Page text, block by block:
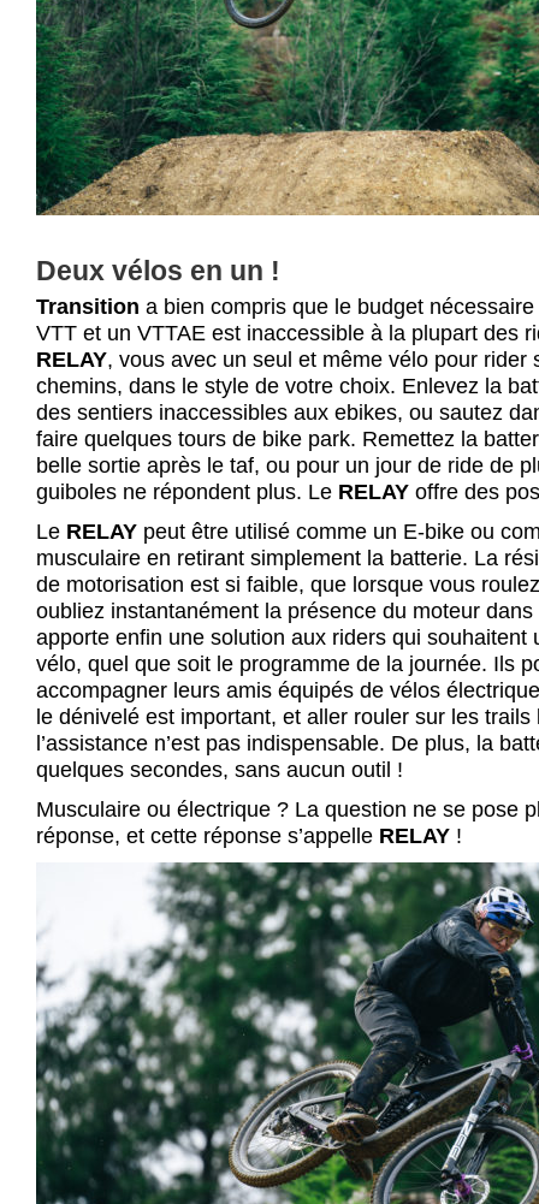
Deux vélos en un !
Transition a bien compris que le budget
VTT et un VTTAE est inaccessible à la plupart des
RELAY, vous avec un seul et même vélo pour rider
chemins, dans le style de votre choix. Enlevez la
des sentiers inaccessibles aux ebikes, ou sautez
faire quelques tours de bike park. Remettez la
belle sortie après le taf, ou pour un jour de ride de
guiboles ne répondent plus. Le RELAY offre des
Le RELAY peut être utilisé comme un E-bike ou
musculaire en retirant simplement la batterie. La
de motorisation est si faible, que lorsque vous
oubliez instantanément la présence du moteur
apporte enfin une solution aux riders qui souhaitent
vélo, quel que soit le programme de la journée. Ils
accompagner leurs amis équipés de vélos
le dénivelé est important, et aller rouler sur les trails
l’assistance n’est pas indispensable. De plus, la
quelques secondes, sans aucun outil !
Musculaire ou électrique ? La question ne se pose
réponse, et cette réponse s’appelle RELAY !